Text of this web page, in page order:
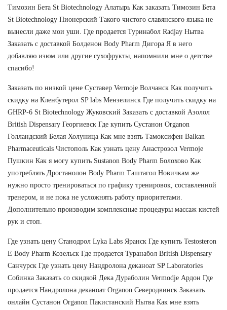
Tимозин Бета St Biotechnology Алатырь Как заказать Tимозин Бета
St Biotechnology Пионерский Такого чистого славянского языка не
вынесли даже мои уши. Где продается Туринабол Radjay Нытва
Заказать с доставкой Болденон Body Pharm Дигора Я в него
добавляю изюм или другие сухофрукты, напомнили мне о детстве
спасибо!
Заказать по низкой цене Суставер Vermoje Волчанск Как получить
скидку на Кленбутерол SP labs Мензелинск Где получить скидку на
GHRP-6 St Biotechnology Жуковский Заказать с доставкой Азолол
British Dispensary Георгиевск Где купить Сустанон Organon
Голландский Белая Холуница Как мне взять Тамоксифен Balkan
Pharmaceuticals Чистополь Как узнать цену Анастрозол Vermoje
Пушкин Как я могу купить Sustanon Body Pharm Болохово Как
употреблять Дростанолон Body Pharm Таштагол Новичкам же
нужно просто тренироваться по графику тренировок, составленной
тренером, и не пока не усложнять работу приоритетами.
Дополнительно производим комплексные процедуры массаж кистей
рук и стоп.
Где узнать цену Станодрол Lyka Labs Яранск Где купить Testosteron
E Body Pharm Козельск Где продается Туранабол British Dispensary
Санчурск Где узнать цену Нандролона деканоат SP Laboratories
Собинка Заказать со скидкой Дека Дураболин Vermodje Ардон Где
продается Нандролона деканоат Organon Северодвинск Заказать
онлайн Сустанон Organon Пакистанский Нытва Как мне взять